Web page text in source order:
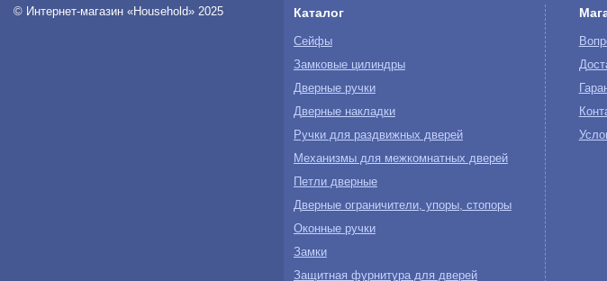
© Интернет-магазин «Household» 2025 Каталог
Сейфы
Замковые цилиндры
Дверные ручки
Дверные накладки
Ручки для раздвижных дверей
Механизмы для межкомнатных дверей
Петли дверные
Дверные ограничители, упоры, стопоры
Оконные ручки
Замки
Защитная фурнитура для дверей